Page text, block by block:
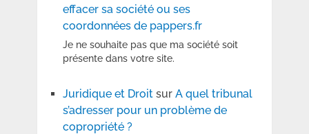
effacer sa société ou ses
coordonnées de pappers.fr
Je ne souhaite pas que ma société soit
présente dans votre site.
Juridique et Droitsur A quel tribunal
s’adresser pour un problème de
copropriété ?